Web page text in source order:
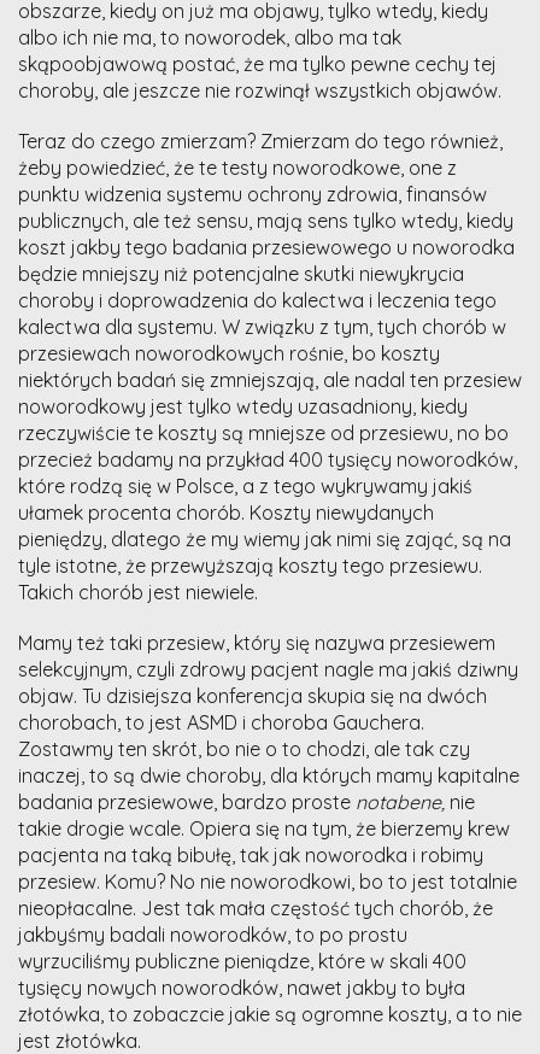
obszarze, kiedy on już ma objawy, tylko wtedy, kiedy
albo ich nie ma, to noworodek, albo ma tak
skąpoobjawową postać, że ma tylko pewne cechy tej
choroby, ale jeszcze nie rozwinął wszystkich objawów.
Teraz do czego zmierzam? Zmierzam do tego również,
żeby powiedzieć, że te testy noworodkowe, one z
punktu widzenia systemu ochrony zdrowia, finansów
publicznych, ale też sensu, mają sens tylko wtedy, kiedy
koszt jakby tego badania przesiewowego u noworodka
będzie mniejszy niż potencjalne skutki niewykrycia
choroby i doprowadzenia do kalectwa i leczenia tego
kalectwa dla systemu. W związku z tym, tych chorób w
przesiewach noworodkowych rośnie, bo koszty
niektórych badań się zmniejszają, ale nadal ten przesiew
noworodkowy jest tylko wtedy uzasadniony, kiedy
rzeczywiście te koszty są mniejsze od przesiewu, no bo
przecież badamy na przykład 400 tysięcy noworodków,
które rodzą się w Polsce, a z tego wykrywamy jakiś
ułamek procenta chorób. Koszty niewydanych
pieniędzy, dlatego że my wiemy jak nimi się zająć, są na
tyle istotne, że przewyższają koszty tego przesiewu.
Takich chorób jest niewiele.
Mamy też taki przesiew, który się nazywa przesiewem
selekcyjnym, czyli zdrowy pacjent nagle ma jakiś dziwny
objaw. Tu dzisiejsza konferencja skupia się na dwóch
chorobach, to jest ASMD i choroba Gauchera.
Zostawmy ten skrót, bo nie o to chodzi, ale tak czy
inaczej, to są dwie choroby, dla których mamy kapitalne
badania przesiewowe, bardzo proste notabene, nie
takie drogie wcale. Opiera się na tym, że bierzemy krew
pacjenta na taką bibułę, tak jak noworodka i robimy
przesiew. Komu? No nie noworodkowi, bo to jest totalnie
nieopłacalne. Jest tak mała częstość tych chorób, że
jakbyśmy badali noworodków, to po prostu
wyrzuciliśmy publiczne pieniądze, które w skali 400
tysięcy nowych noworodków, nawet jakby to była
złotówka, to zobaczcie jakie są ogromne koszty, a to nie
jest złotówka.